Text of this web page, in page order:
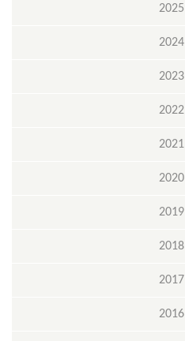
2025
2024
2023
2022
2021
2020
2019
2018
2017
2016